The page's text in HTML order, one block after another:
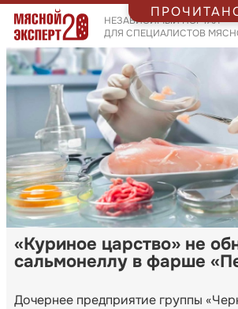
НЕЗАВИСИМЫЙ ПОРТАЛ
ДЛЯ СПЕЦИАЛИСТОВ
«Куриное царство» не
сальмонеллу в фарше
Дочернее предприятие группы